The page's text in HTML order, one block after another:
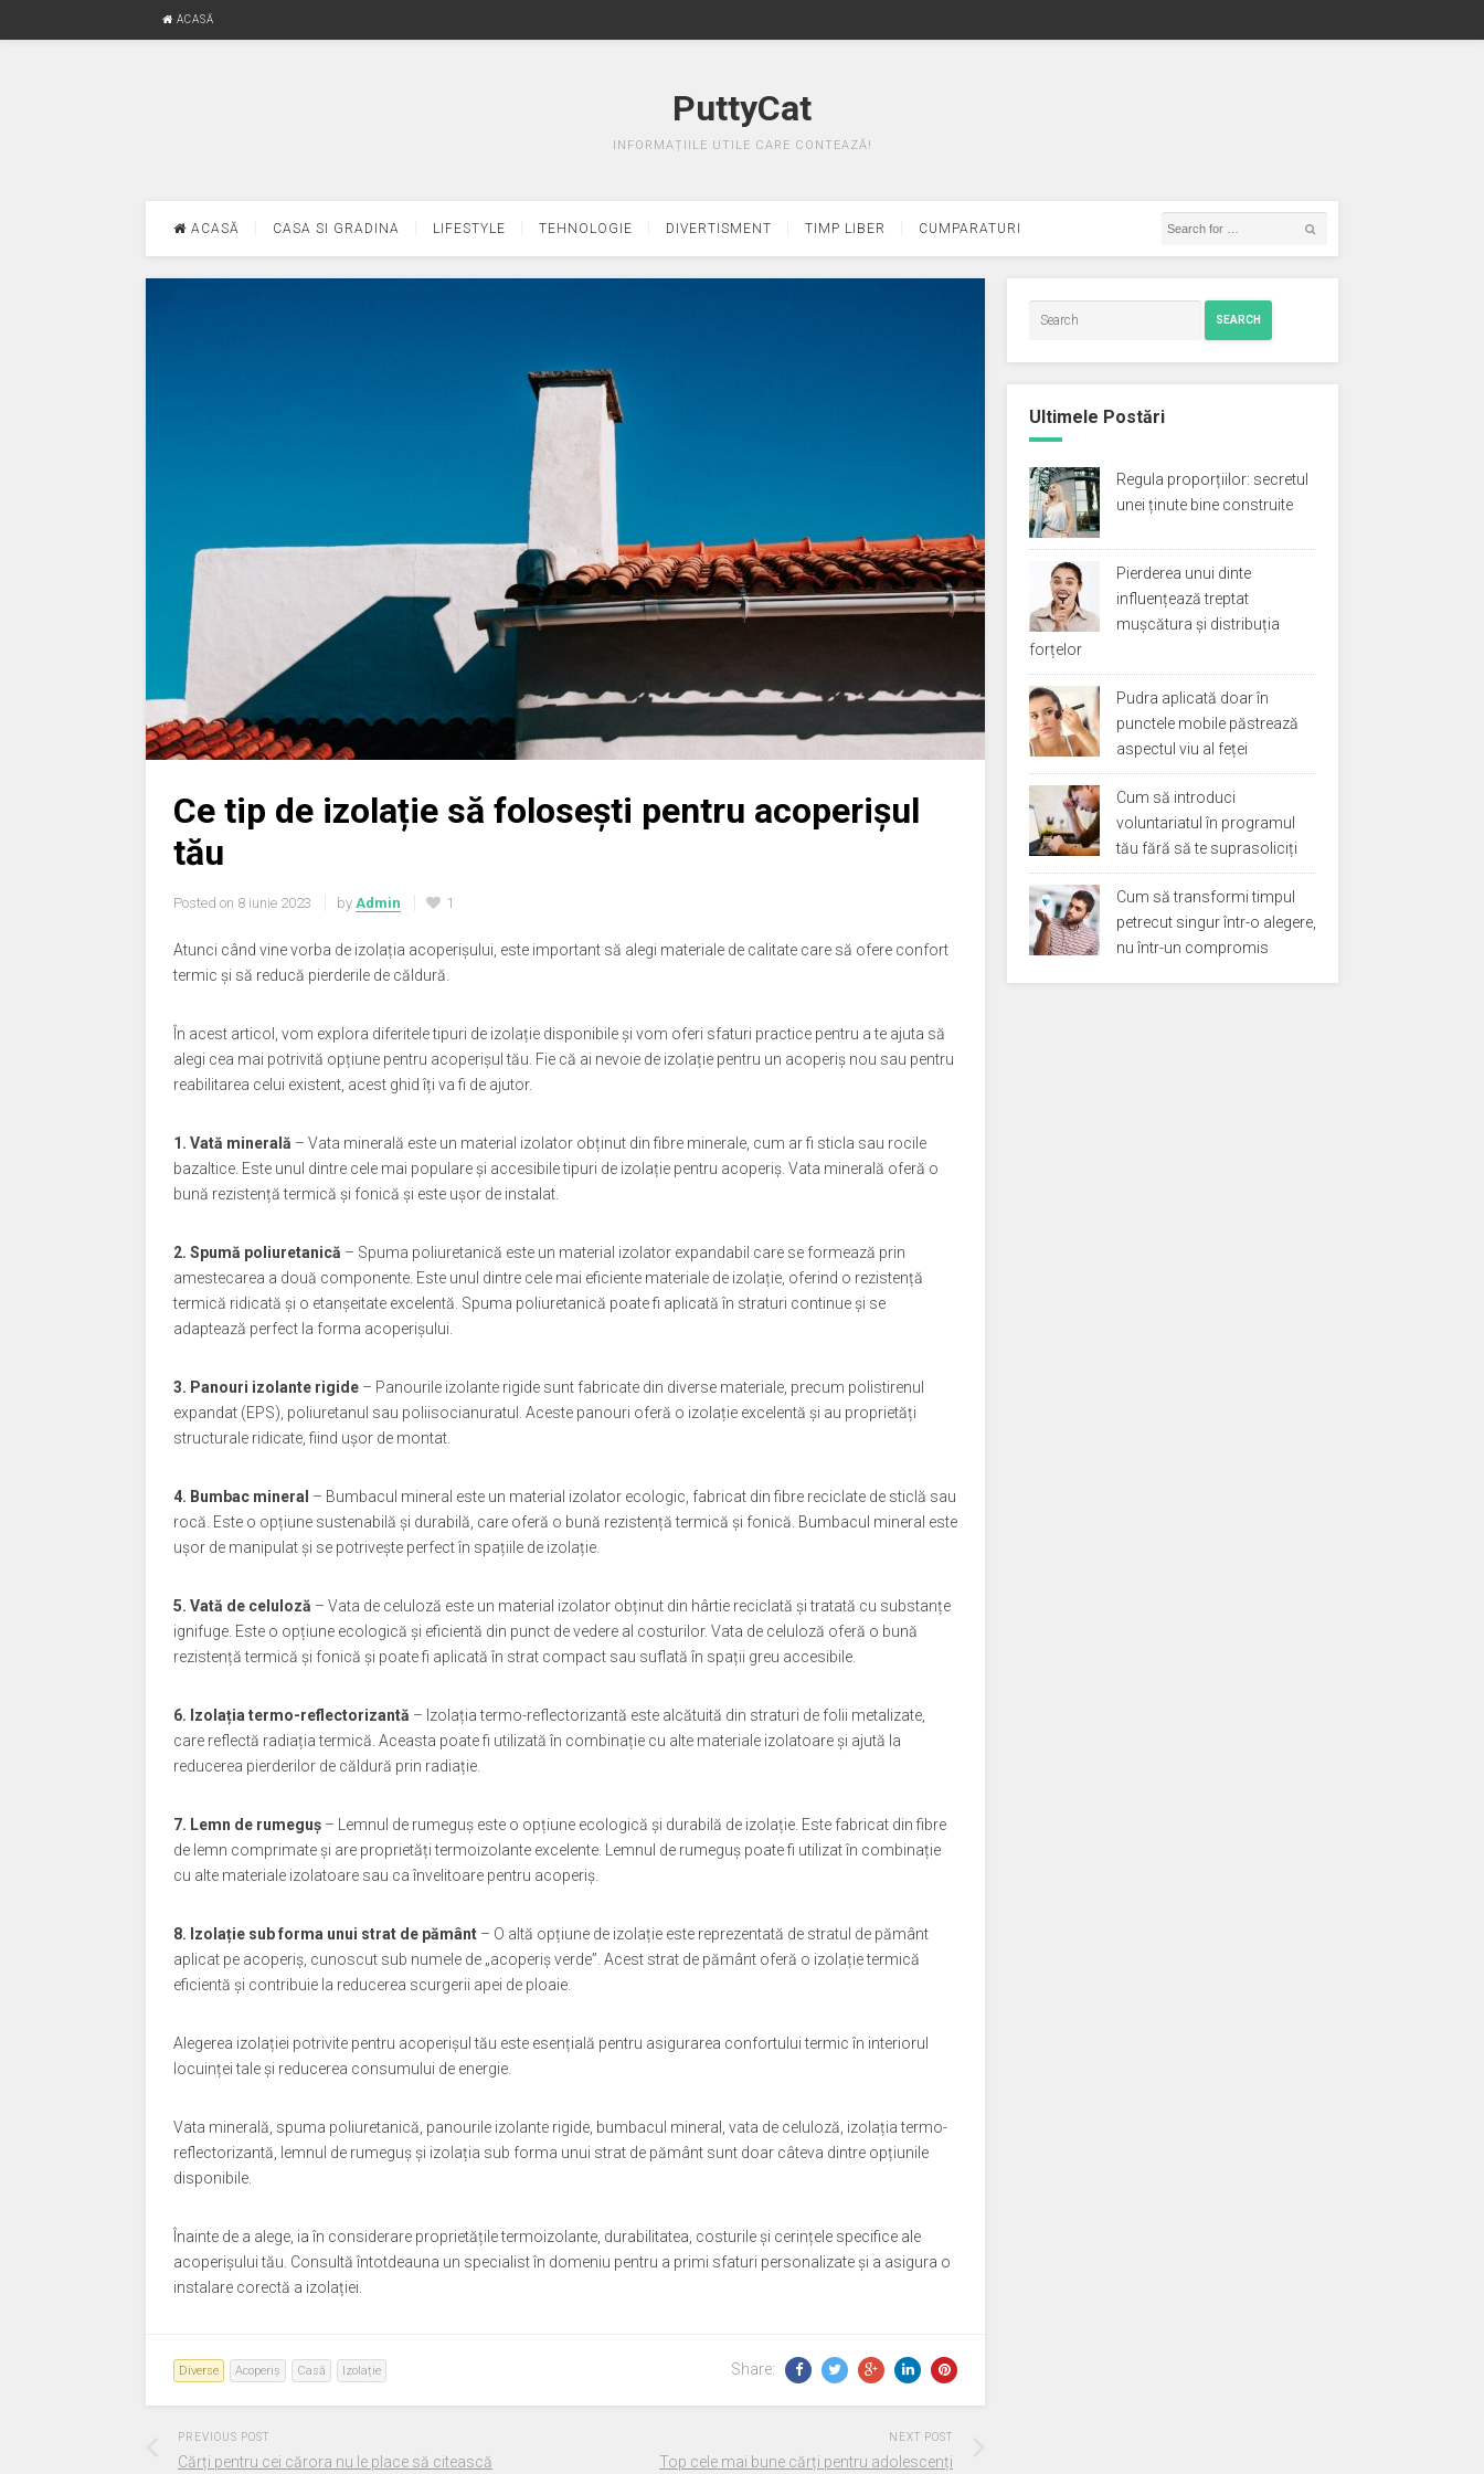
ACASĂ
PuttyCat
INFORMAȚIILE UTILE CARE CONTEAZĂ!
ACASĂ CASA SI GRADINA LIFESTYLE TEHNOLOGIE DIVERTISMENT TIMP LIBER CUMPARATURI
Ce tip de izolație să folosești pentru acoperișul
tău
Posted on 8 iunie 2023 by Admin 1
Atunci când vine vorba de izolația acoperișului, este important să alegi materiale de calitate care să ofere confort
termic și să reducă pierderile de căldură.
În acest articol, vom explora diferitele tipuri de izolație disponibile și vom oferi sfaturi practice pentru a te ajuta să
alegi cea mai potrivită opțiune pentru acoperișul tău. Fie că ai nevoie de izolație pentru un acoperiș nou sau pentru
reabilitarea celui existent, acest ghid îți va fi de ajutor.
1. Vată minerală – Vata minerală este un material izolator obținut din fibre minerale, cum ar fi sticla sau rocile
bazaltice. Este unul dintre cele mai populare și accesibile tipuri de izolație pentru acoperiș. Vata minerală oferă o
bună rezistență termică și fonică și este ușor de instalat.
2. Spumă poliuretanică – Spuma poliuretanică este un material izolator expandabil care se formează prin
amestecarea a două componente. Este unul dintre cele mai eficiente materiale de izolație, oferind o rezistență
termică ridicată și o etanșeitate excelentă. Spuma poliuretanică poate fi aplicată în straturi continue și se
adaptează perfect la forma acoperișului.
3. Panouri izolante rigide – Panourile izolante rigide sunt fabricate din diverse materiale, precum polistirenul
expandat (EPS), poliuretanul sau poliisocianuratul. Aceste panouri oferă o izolație excelentă și au proprietăți
structurale ridicate, fiind ușor de montat.
4. Bumbac mineral – Bumbacul mineral este un material izolator ecologic, fabricat din fibre reciclate de sticlă sau
rocă. Este o opțiune sustenabilă și durabilă, care oferă o bună rezistență termică și fonică. Bumbacul mineral este
ușor de manipulat și se potrivește perfect în spațiile de izolație.
5. Vată de celuloză – Vata de celuloză este un material izolator obținut din hârtie reciclată și tratată cu substanțe
ignifuge. Este o opțiune ecologică și eficientă din punct de vedere al costurilor. Vata de celuloză oferă o bună
rezistență termică și fonică și poate fi aplicată în strat compact sau suflată în spații greu accesibile.
6. Izolația termo-reflectorizantă – Izolația termo-reflectorizantă este alcătuită din straturi de folii metalizate,
care reflectă radiația termică. Aceasta poate fi utilizată în combinație cu alte materiale izolatoare și ajută la
reducerea pierderilor de căldură prin radiație.
7. Lemn de rumeguș – Lemnul de rumeguș este o opțiune ecologică și durabilă de izolație. Este fabricat din fibre
de lemn comprimate și are proprietăți termoizolante excelente. Lemnul de rumeguș poate fi utilizat în combinație
cu alte materiale izolatoare sau ca învelitoare pentru acoperiș.
8. Izolație sub forma unui strat de pământ – O altă opțiune de izolație este reprezentată de stratul de pământ
aplicat pe acoperiș, cunoscut sub numele de „acoperiș verde”. Acest strat de pământ oferă o izolație termică
eficientă și contribuie la reducerea scurgerii apei de ploaie.
Alegerea izolației potrivite pentru acoperișul tău este esențială pentru asigurarea confortului termic în interiorul
locuinței tale și reducerea consumului de energie.
Vata minerală, spuma poliuretanică, panourile izolante rigide, bumbacul mineral, vata de celuloză, izolația termo-
reflectorizantă, lemnul de rumeguș și izolația sub forma unui strat de pământ sunt doar câteva dintre opțiunile
disponibile.
Înainte de a alege, ia în considerare proprietățile termoizolante, durabilitatea, costurile și cerințele specifice ale
acoperișului tău. Consultă întotdeauna un specialist în domeniu pentru a primi sfaturi personalizate și a asigura o
instalare corectă a izolației.
Diverse Acoperiș Casă Izolație Share:
PREVIOUS POST
Cărți pentru cei cărora nu le place să citească
NEXT POST
Top cele mai bune cărți pentru adolescenți
SEARCH
Ultimele Postări
Regula proporțiilor: secretul
unei ținute bine construite
Pierderea unui dinte
influențează treptat
mușcătura și distribuția
forțelor
Pudra aplicată doar în
punctele mobile păstrează
aspectul viu al feței
Cum să introduci
voluntariatul în programul
tău fără să te suprasoliciți
Cum să transformi timpul
petrecut singur într-o alegere,
nu într-un compromis